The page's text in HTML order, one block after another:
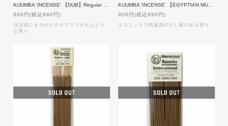
900円(税込990円)
清涼感にまろやかさがプラスされたよう
な香り
900円(税込990円)
エスニックで民族調の少し癖のある香り